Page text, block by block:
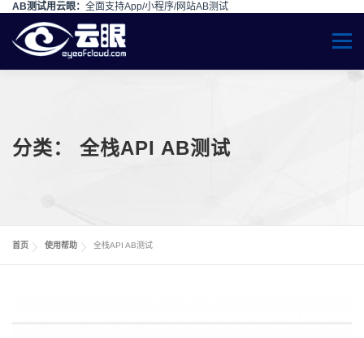
AB测试用云眼： 全面支持App/小程序/网站AB测试
Skip to content
Menu
分类： 全栈API AB测试
首页 使用帮助 全栈API AB测试